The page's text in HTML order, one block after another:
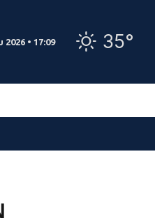
• 17:09 35°